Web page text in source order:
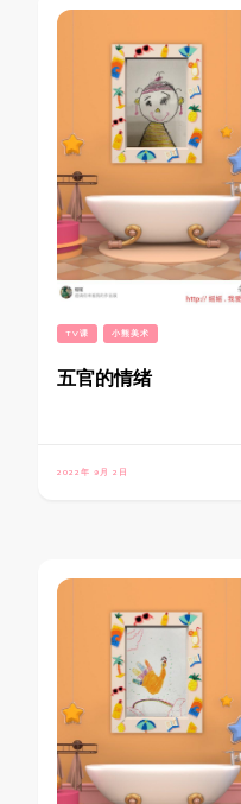
TV课 小熊美术
五官的情绪
2022年 9月 2日